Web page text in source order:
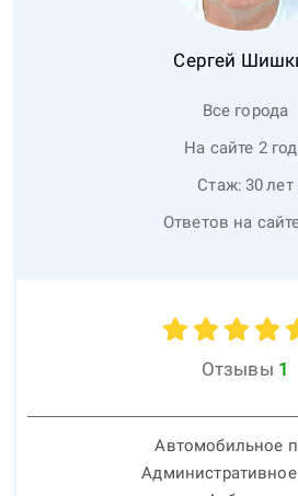
Сергей
Все города
На сайте 2
Стаж: 30лет
Ответов на
Отзывы 1
Автомобильное